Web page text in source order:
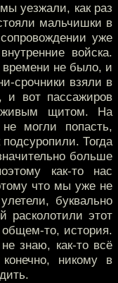
уезжали, как раз
мальчишки в
уже
войска.
времени не было, и
срочники взяли в
вот пассажиров
живым щитом. На
могли попасть,
Тогда
больше
как-то нас
что мы уже не
буквально
расколотили этот
то, история.
знаю, как-то всё
никому в